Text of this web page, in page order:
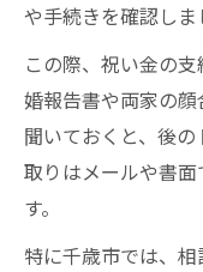
や手続きを確認しま
この際、祝い金の
婚報告書や両家の
聞いておくと、後
取りはメールや書
す。
特に千歳市では、